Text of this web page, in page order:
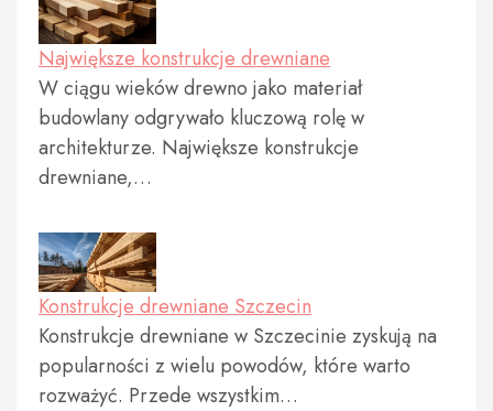
Największe konstrukcje drewniane
W ciągu wieków drewno jako materiał
budowlany odgrywało kluczową rolę w
architekturze. Największe konstrukcje
drewniane,…
Konstrukcje drewniane Szczecin
Konstrukcje drewniane w Szczecinie zyskują na
popularności z wielu powodów, które warto
rozważyć. Przede wszystkim…